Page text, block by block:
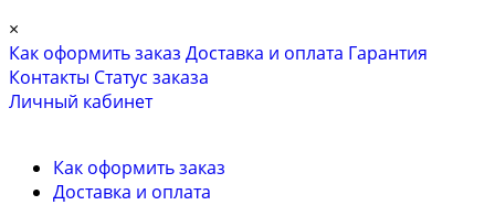
×
Как оформить заказ Доставка и оплата Гарантия
Контакты Cтатус заказа
Личный кабинет
Как оформить заказ
Доставка и оплата